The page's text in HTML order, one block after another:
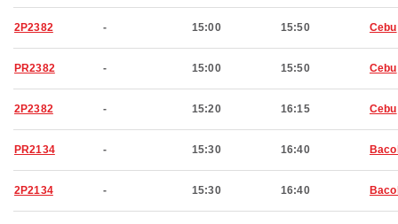
2P2382 - 15:00 15:50 Cebu
PR2382 - 15:00 15:50 Cebu
2P2382 - 15:20 16:15 Cebu
PR2134 - 15:30 16:40
2P2134 - 15:30 16:40